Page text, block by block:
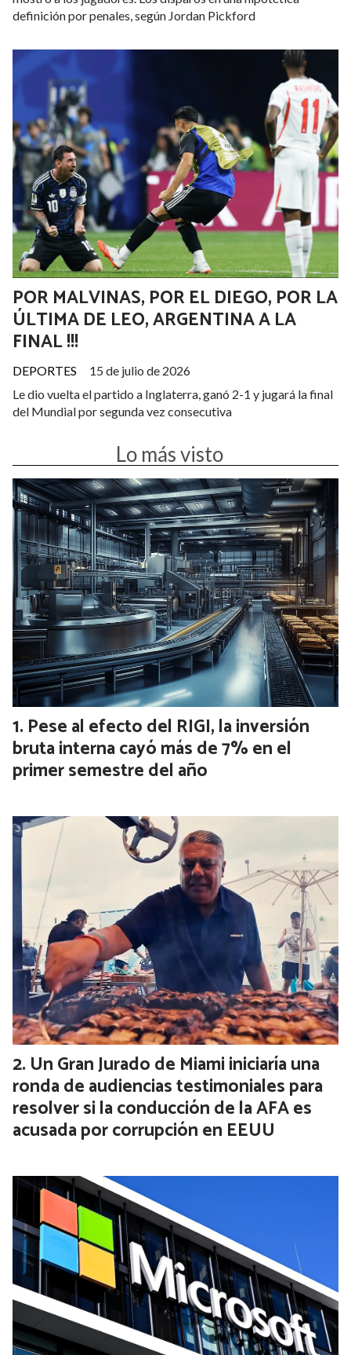
definición por penales, según Jordan Pickford
POR MALVINAS, POR EL DIEGO, POR LA
ÚLTIMA DE LEO, ARGENTINA A LA
FINAL !!!
DEPORTES
15 de julio de 2026
Le dio vuelta el partido a Inglaterra, ganó 2-1 y jugará la final
del Mundial por segunda vez consecutiva
Lo más visto
Pese al efecto del RIGI, la inversión
bruta interna cayó más de 7% en el
primer semestre del año
Un Gran Jurado de Miami iniciaría una
ronda de audiencias testimoniales para
resolver si la conducción de la AFA es
acusada por corrupción en EEUU